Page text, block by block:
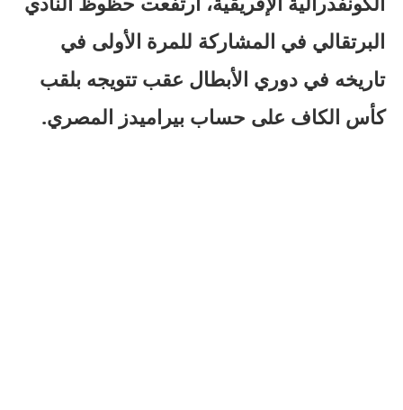
البرتقالي في المشاركة للمرة الأولى في
تاريخه في دوري الأبطال عقب تتويجه بلقب
كأس الكاف على حساب بيراميدز المصري.